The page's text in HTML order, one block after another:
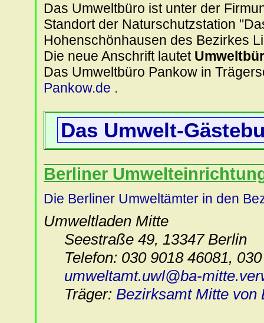
Das Umweltbüro ist unter der
Standort der Naturschutzstation
Hohenschönhausen des Bezirkes
Die neue Anschrift lautet
Das Umweltbüro Pankow in
Pankow.de .
Das Umwelt-
Berliner
Die Berliner Umweltämter in den
Umweltladen Mitte
Seestraße 49, 13347 Berlin
Telefon: 030 9018 46081, 030
umweltamt.uwl@ba-
Träger: Bezirksamt Mitte von